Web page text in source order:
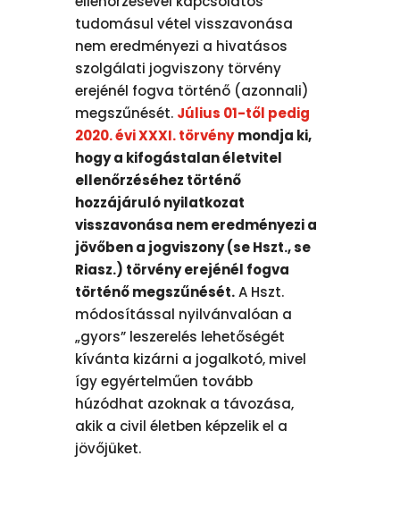
tudomásul vétel visszavonása
nem eredményezi a hivatásos
szolgálati jogviszony törvény
erejénél fogva történő (azonnali)
megszűnését. Július 01-től pedig
2020. évi XXXI. törvény mondja ki,
hogy a kifogástalan életvitel
ellenőrzéséhez történő
hozzájáruló nyilatkozat
visszavonása nem eredményezi a
jövőben a jogviszony (se Hszt., se
Riasz.) törvény erejénél fogva
történő megszűnését.A Hszt.
módosítással nyilvánvalóan a
„gyors” leszerelés lehetőségét
kívánta kizárni a jogalkotó, mivel
így egyértelműen tovább
húzódhat azoknak a távozása,
akik a civil életben képzelik el a
jövőjüket.